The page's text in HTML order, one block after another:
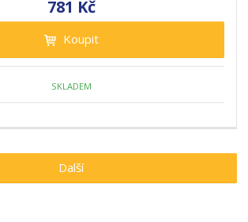
781 Kč
Koupit
SKLADEM
Další